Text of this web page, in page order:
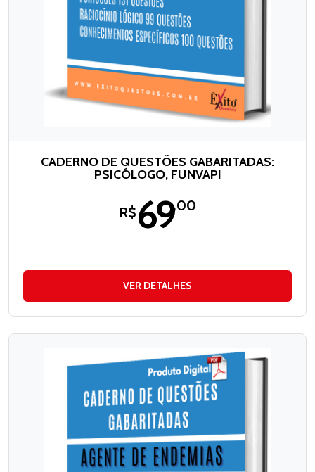
CADERNO DE QUESTÕES GABARITADAS:
PSICÓLOGO, FUNVAPI
R$69,00
VER DETALHES